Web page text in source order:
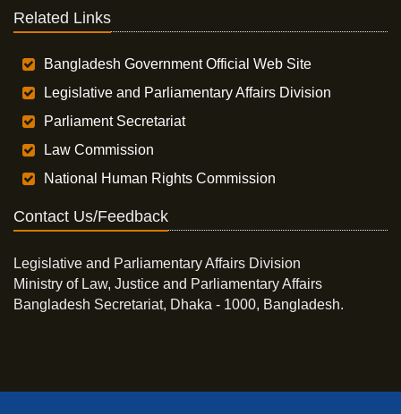
Related Links
Bangladesh Government Official Web Site
Legislative and Parliamentary Affairs Division
Parliament Secretariat
Law Commission
National Human Rights Commission
Contact Us/Feedback
Legislative and Parliamentary Affairs Division
Ministry of Law, Justice and Parliamentary Affairs
Bangladesh Secretariat, Dhaka - 1000, Bangladesh.